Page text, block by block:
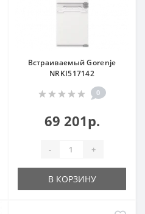
Встраиваемый Gorenje
NRKI517142
0
69 201р.
- +
В КОРЗИНУ